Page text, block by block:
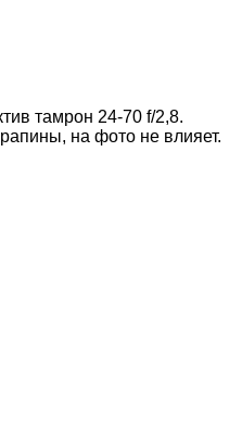
тамрон 24-70 f/2,8.
на фото не влияет.